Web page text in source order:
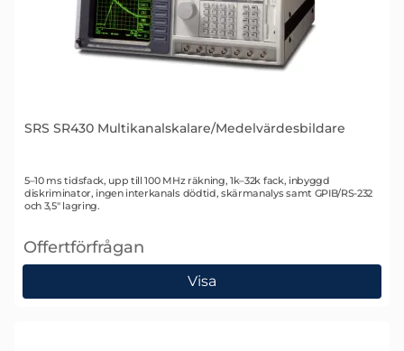
SRS SR430 Multikanalskalare/Medelvärdesbildare
Art. nr 1435
5–10 ms tidsfack, upp till 100 MHz räkning, 1k–32k fack, inbyggd
diskriminator, ingen interkanals dödtid, skärmanalys samt GPIB/RS-232
och 3,5" lagring.
Offertförfrågan
, SRS SR430 Multikanalskalare/Medelvärdesbildare
Visa